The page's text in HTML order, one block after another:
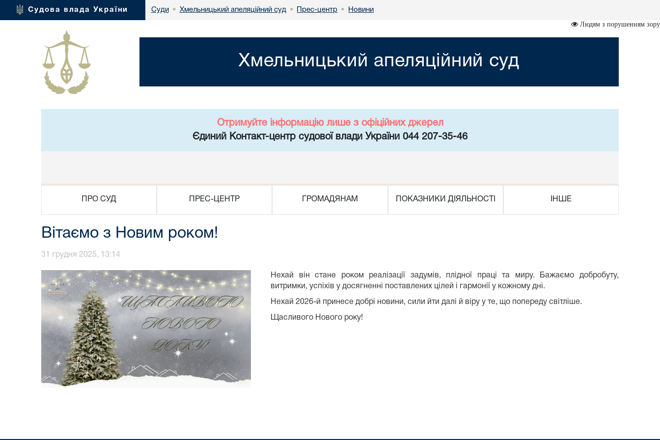
Судова влада України Суди • Хмельницький апеляційний суд • Прес-центр • Новини
Людям з порушенням зору
Хмельницький апеляційний суд
Отримуйте інформацію лише з офіційних джерел
Єдиний Контакт-центр судової влади України 044 207-35-46
ПРО СУД ПРЕС-ЦЕНТР ГРОМАДЯНАМ ПОКАЗНИКИ ДІЯЛЬНОСТІ ІНШЕ
Вітаємо з Новим роком!
31 грудня 2025, 13:14
Нехай він стане роком реалізації задумів, плідної праці та миру. Бажаємо добробуту,
витримки, успіхів у досягненні поставлених цілей і гармонії у кожному дні.
Нехай 2026-й принесе добрі новини, сили йти далі й віру у те, що попереду світліше.
Щасливого Нового року!